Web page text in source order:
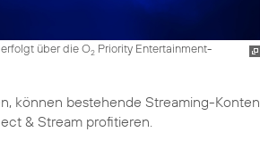
über die O2Priority Entertainment-
können bestehende Streaming-Konten
& Stream profitieren.